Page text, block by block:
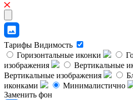
Тарифы Видимость
Горизонтальные иконки
изображения
Вертикальные
Вертикальные изображения
иконками
Минималистично
Заменить фон